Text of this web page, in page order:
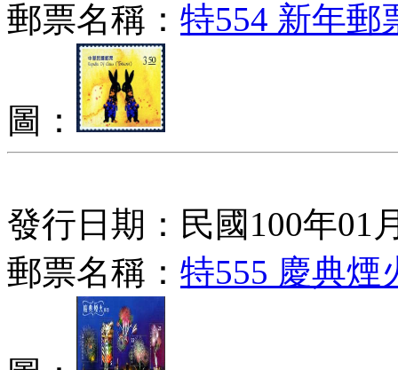
郵票名稱： 特554 新年郵
圖：
發行日期：民國100年01
郵票名稱： 特555 慶典煙